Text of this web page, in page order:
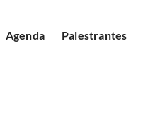
Agenda Palestrantes